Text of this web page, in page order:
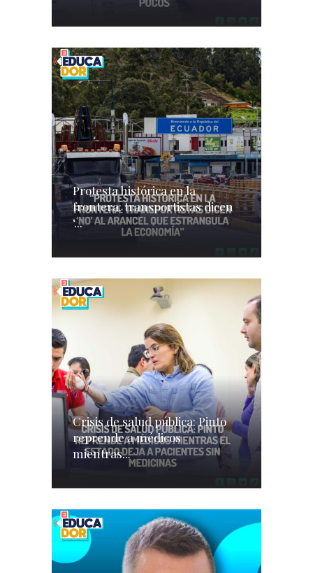
Protesta histórica en la
frontera: transportistas dicen
‘...
Crisis de salud pública: Pinto
reprende a médicos
mientras...